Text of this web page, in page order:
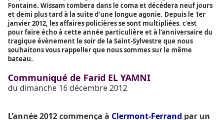
Fontaine. Wissam tombera dans le coma et décédera neuf jours
et demi plus tard à la suite d'une longue agonie. Depuis le 1er
janvier 2012, les affaires policières se sont multipliées. c'est
pour faire écho à cette année particulière et à l'anniversaire du
tragique évènement le soir de la Saint-Sylvestre que nous
souhaitons vous rappeller que nous sommes sur le même
bateau.
Communiqué de Farid EL YAMNI
du dimanche 16 décembre 2012
L’année 2012 commença à Clermont-Ferrand par un